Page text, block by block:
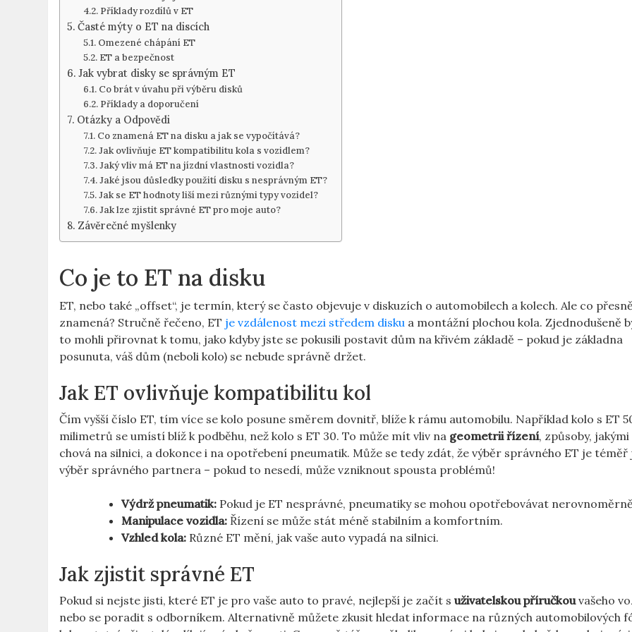
Příklady rozdílů v ET
Časté⁣ mýty ‌o‌ ET na discích
Omezené‌ chápání ET
ET a bezpečnost
Jak vybrat disky se správným ET
Co brát v úvahu při výběru disků
Příklady a doporučení
Otázky a‌ Odpovědi
Co znamená ET na disku a jak se vypočítává?
Jak ovlivňuje⁤ ET kompatibilitu kola s ​vozidlem?
Jaký vliv má ET na jízdní ⁢vlastnosti vozidla?
Jaké jsou ​důsledky použití‍ disku​ s nesprávným ET?
Jak se ET hodnoty liší mezi různými typy vozidel?
Jak lze zjistit správné ET pro moje auto?
Závěrečné myšlenky
Co je to ET na⁤ disku
ET, nebo také „offset“, je termín, ‌který se⁣ často objevuje ‍v diskuzích⁤ o automobilech a kolech. Ale ‍co
znamená? Stručně řečeno, ET ​ je vzdálenost mezi středem disku a montážní plochou kola. Zjednodušeně
to⁢ mohli přirovnat k tomu, jako kdyby⁤ jste se pokusili postavit dům na křivém základě – pokud ​je základna⁣
posunuta, váš dům (neboli⁤ kolo) se nebude‍ správně držet.
Jak ET ovlivňuje kompatibilitu kol
Čím‍ vyšší číslo ET, tím více se kolo posune směrem​ dovnitř, blíže⁤ k rámu automobilu. Například kolo s ‌ET
milimetrů se umístí ‌blíž k podběhu, než‍ kolo⁢ s ET ⁢30. To může mít‍ vliv na geometrii řízení, způsoby,
chová​ na silnici, a dokonce i na ⁤opotřebení pneumatik. Může ⁤se tedy zdát, že ⁣výběr správného ET je ​téměř
výběr​ správného partnera⁤ – pokud to nesedí, může vzniknout spousta ‌problémů!
Výdrž pneumatik: Pokud je ET nesprávné, pneumatiky se mohou ‍opotřebovávat
Manipulace ‍vozidla: Řízení se ​může stát méně​ stabilním a komfortním.
Vzhled kola: Různé ET mění, jak vaše ⁢auto vypadá na ‌silnici.
Jak ​zjistit správné ET
Pokud si nejste jisti, které ET je pro vaše auto⁣ to pravé, nejlepší je začít suživatelskou příručkou​vašeho
nebo se poradit ⁣s odborníkem. Alternativně ‍můžete zkusit hledat informace‌ na různých automobilových